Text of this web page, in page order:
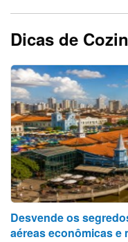
Dicas de
Desvende os
aéreas econômicas e